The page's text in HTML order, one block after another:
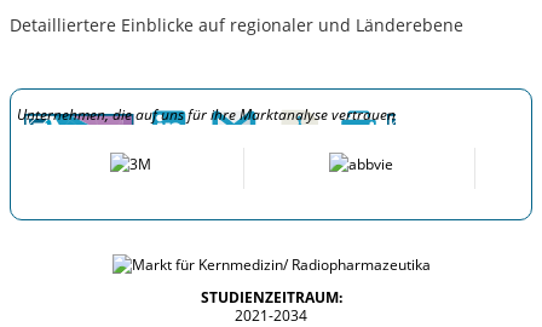
Detailliertere Einblicke auf regionaler und Länderebene
Unternehmen, die auf uns für ihre Marktanalyse vertrauen
STUDIENZEITRAUM:
2021-2034